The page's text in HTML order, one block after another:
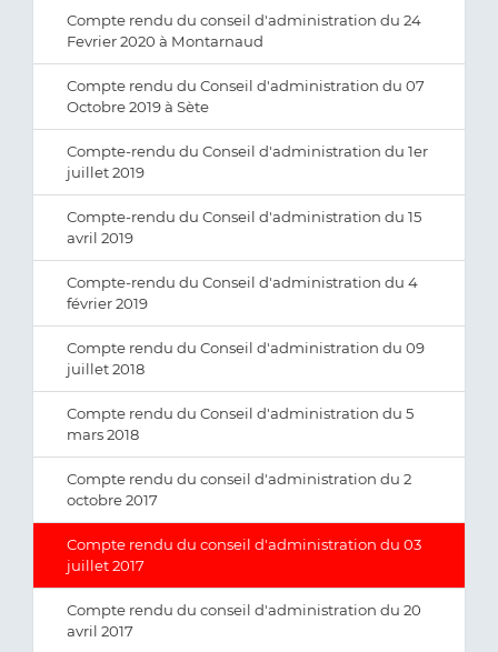
Compte rendu du conseil d'administration du 24
Fevrier 2020 à Montarnaud
Compte rendu du Conseil d'administration du 07
Octobre 2019 à Sète
Compte-rendu du Conseil d'administration du 1er
juillet 2019
Compte-rendu du Conseil d'administration du 15
avril 2019
Compte-rendu du Conseil d'administration du 4
février 2019
Compte rendu du Conseil d'administration du 09
juillet 2018
Compte rendu du Conseil d'administration du 5
mars 2018
Compte rendu du conseil d'administration du 2
octobre 2017
Compte rendu du conseil d'administration du 03
juillet 2017
Compte rendu du conseil d'administration du 20
avril 2017